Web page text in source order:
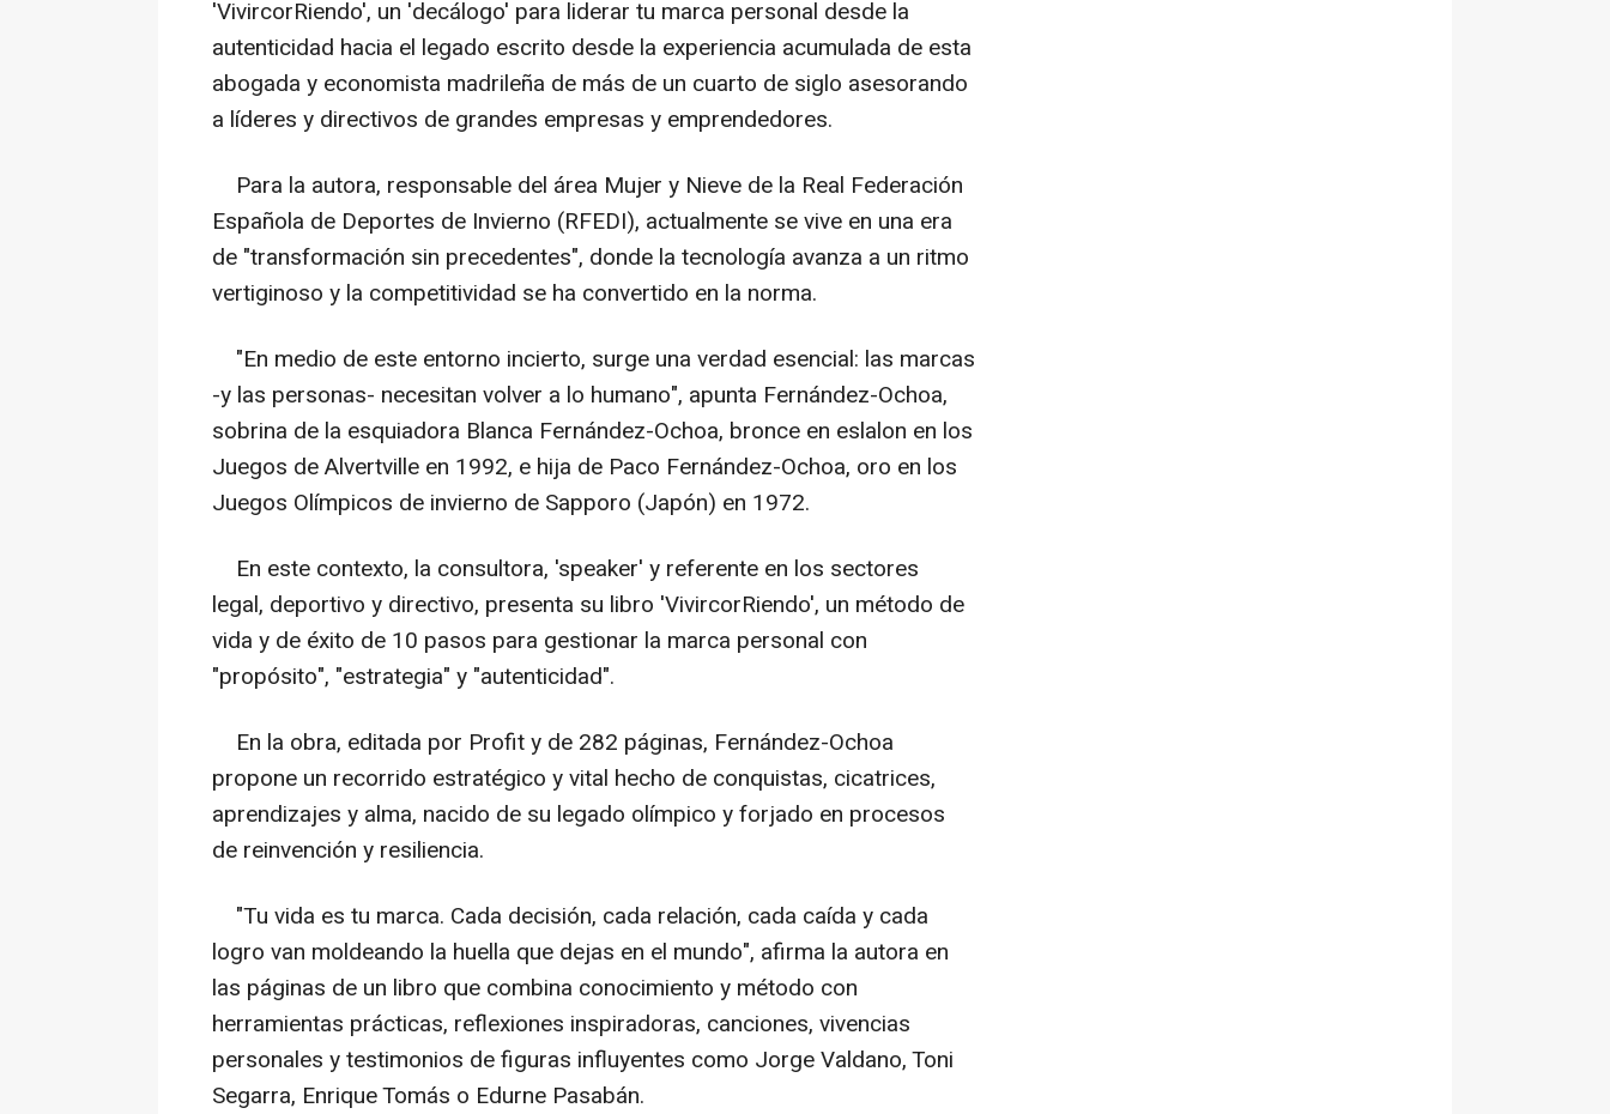
'VivircorRiendo', un 'decálogo' para liderar tu marca personal desde la
autenticidad hacia el legado escrito desde la experiencia acumulada de esta
abogada y economista madrileña de más de un cuarto de siglo asesorando
a líderes y directivos de grandes empresas y emprendedores.
Para la autora, responsable del área Mujer y Nieve de la Real Federación
Española de Deportes de Invierno (RFEDI), actualmente se vive en una era
de "transformación sin precedentes", donde la tecnología avanza a un ritmo
vertiginoso y la competitividad se ha convertido en la norma.
"En medio de este entorno incierto, surge una verdad esencial: las marcas
-y las personas- necesitan volver a lo humano", apunta Fernández-Ochoa,
sobrina de la esquiadora Blanca Fernández-Ochoa, bronce en eslalon en los
Juegos de Alvertville en 1992, e hija de Paco Fernández-Ochoa, oro en los
Juegos Olímpicos de invierno de Sapporo (Japón) en 1972.
En este contexto, la consultora, 'speaker' y referente en los sectores
legal, deportivo y directivo, presenta su libro 'VivircorRiendo', un método de
vida y de éxito de 10 pasos para gestionar la marca personal con
"propósito", "estrategia" y "autenticidad".
En la obra, editada por Profit y de 282 páginas, Fernández-Ochoa
propone un recorrido estratégico y vital hecho de conquistas, cicatrices,
aprendizajes y alma, nacido de su legado olímpico y forjado en procesos
de reinvención y resiliencia.
"Tu vida es tu marca. Cada decisión, cada relación, cada caída y cada
logro van moldeando la huella que dejas en el mundo", afirma la autora en
las páginas de un libro que combina conocimiento y método con
herramientas prácticas, reflexiones inspiradoras, canciones, vivencias
personales y testimonios de figuras influyentes como Jorge Valdano, Toni
Segarra, Enrique Tomás o Edurne Pasabán.